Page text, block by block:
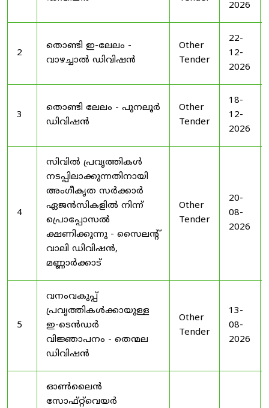
2026
2
തൊണ്ടി ഇ-ലേലം -
വാഴച്ചാൽ ഡിവിഷൻ
Other
Tender
22-
12-
2026
3
തൊണ്ടി ലേലം - പുനലൂർ
ഡിവിഷൻ
Other
Tender
18-
12-
2026
4
സിവിൽ പ്രവൃത്തികൾ
നടപ്പിലാക്കുന്നതിനായി
അംഗീകൃത സർക്കാർ
ഏജൻസികളിൽ നിന്ന്
പ്രൊപ്പോസൽ
ക്ഷണിക്കുന്നു - സൈലന്റ്
വാലി ഡിവിഷൻ,
മണ്ണാർക്കാട്
Other
Tender
20-
08-
2026
5
വനംവകുപ്പ്
പ്രവൃത്തികൾക്കായുള്ള
ഇ-ടെൻഡർ
വിജ്ഞാപനം - തെന്മല
ഡിവിഷൻ
Other
Tender
13-
08-
2026
ഓൺലൈൻ
സോഫ്റ്റ്‌വെയർ